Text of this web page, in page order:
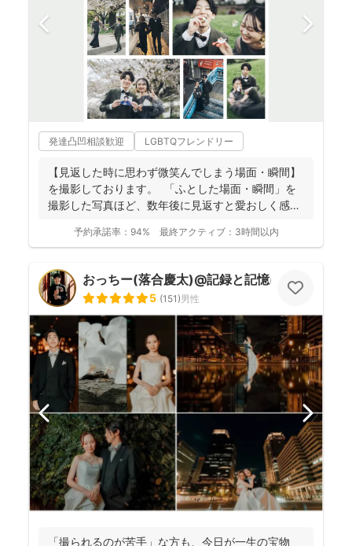
発達凸凹相談歓迎 LGBTQフレンドリー
【見返した時に思わず微笑んでしまう場面・瞬間】
を撮影しております。 ⁡ 「ふとした場面・瞬間」を
撮影した写真ほど、数年後に見返すと愛おしく感じ
予約承諾率： 94% 最終アクティブ： 3時間以内
おっちー(落合慶太)@記録と記憶に彩りを💐
5 (151)男性
「撮られるのが苦手」な方も、今日が一生の宝物